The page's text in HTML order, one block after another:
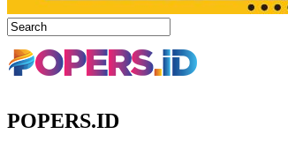
POPERS.ID